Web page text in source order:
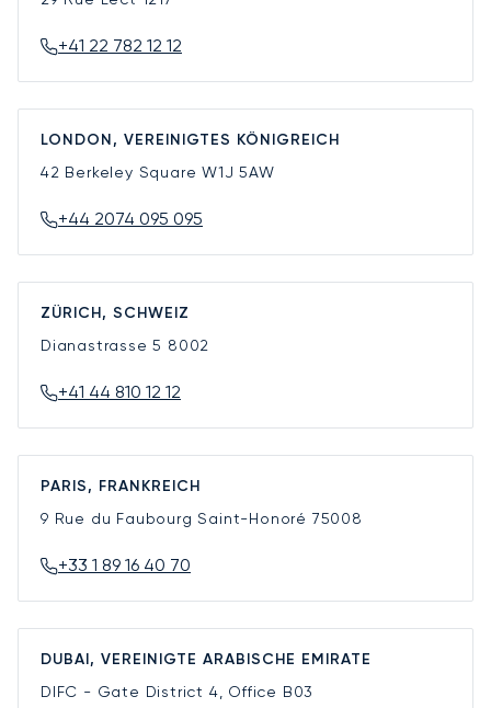
+41 22 782 12 12
LONDON, VEREINIGTES KÖNIGREICH
42 Berkeley SquareW1J 5AW
+44 2074 095 095
ZÜRICH, SCHWEIZ
Dianastrasse 5 8002
+41 44 810 12 12
PARIS, FRANKREICH
9 Rue du Faubourg Saint-Honoré 75008
+33 1 89 16 40 70
DUBAI, VEREINIGTE ARABISCHE EMIRATE
DIFC - Gate District 4, Office B03